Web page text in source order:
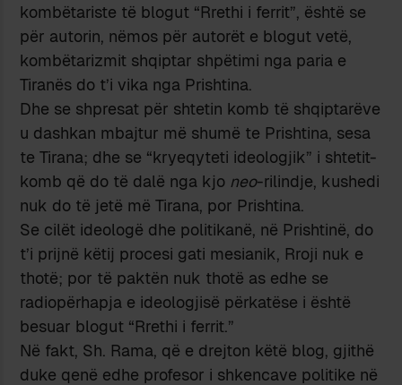
kombëtariste të blogut “Rrethi i ferrit”, është se
për autorin, nëmos për autorët e blogut vetë,
kombëtarizmit shqiptar shpëtimi nga paria e
Tiranës do t’i vika nga Prishtina.
Dhe se shpresat për shtetin komb të shqiptarëve
u dashkan mbajtur më shumë te Prishtina, sesa
te Tirana; dhe se “kryeqyteti ideologjik” i shtetit-
komb që do të dalë nga kjo neo-rilindje, kushedi
nuk do të jetë më Tirana, por Prishtina.
Se cilët ideologë dhe politikanë, në Prishtinë, do
t’i prijnë këtij procesi gati mesianik, Rroji nuk e
thotë; por të paktën nuk thotë as edhe se
radiopërhapja e ideologjisë përkatëse i është
besuar blogut “Rrethi i ferrit.”
Në fakt, Sh. Rama, që e drejton këtë blog, gjithë
duke qenë edhe profesor i shkencave politike në